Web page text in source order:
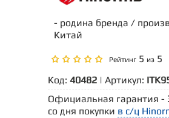
- родина бренда /
Китай
Рейтинг 5 из 5
Код: 40482 | Артикул:
Официальная гарантия -
со дня покупки в с/ц